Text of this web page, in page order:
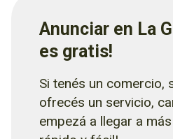
Anunciar en La
es gratis!
Si tenés un comercio,
ofrecés un servicio,
empezá a llegar a